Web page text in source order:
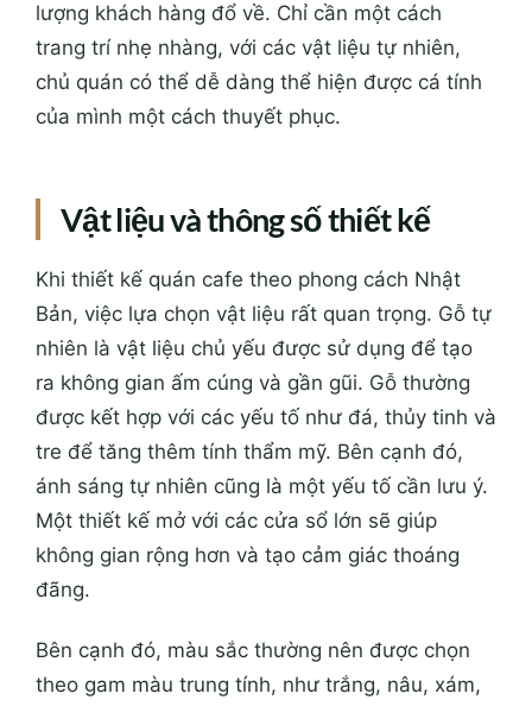
lượng khách hàng đổ về. Chỉ cần một cách
trang trí nhẹ nhàng, với các vật liệu tự nhiên,
chủ quán có thể dễ dàng thể hiện được cá tính
của mình một cách thuyết phục.
Vật liệu và thông số thiết kế
Khi thiết kế quán cafe theo phong cách Nhật
Bản, việc lựa chọn vật liệu rất quan trọng. Gỗ tự
nhiên là vật liệu chủ yếu được sử dụng để tạo
ra không gian ấm cúng và gần gũi. Gỗ thường
được kết hợp với các yếu tố như đá, thủy tinh và
tre để tăng thêm tính thẩm mỹ. Bên cạnh đó,
ánh sáng tự nhiên cũng là một yếu tố cần lưu ý.
Một thiết kế mở với các cửa sổ lớn sẽ giúp
không gian rộng hơn và tạo cảm giác thoáng
đãng.
Bên cạnh đó, màu sắc thường nên được chọn
theo gam màu trung tính, như trắng, nâu, xám,